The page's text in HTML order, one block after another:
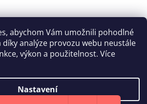
abychom Vám umožnili pohodlné
analýze provozu webu neustále
výkon a použitelnost. Více
Nastavení
Katka Hromasová Foto
Vytvořil Shoptet